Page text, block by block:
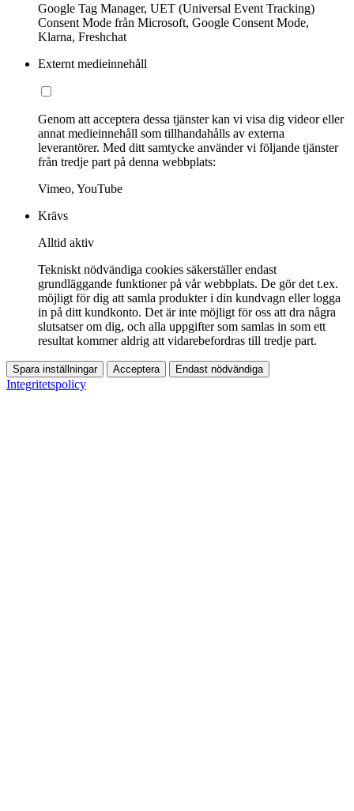
Google Tag Manager, UET (Universal Event Tracking)
Consent Mode från Microsoft, Google Consent Mode,
Klarna, Freshchat
Externt medieinnehåll
Genom att acceptera dessa tjänster kan vi visa dig videor eller
annat medieinnehåll som tillhandahålls av externa
leverantörer. Med ditt samtycke använder vi följande tjänster
från tredje part på denna webbplats:
Vimeo, YouTube
Krävs
Alltid aktiv
Tekniskt nödvändiga cookies säkerställer endast
grundläggande funktioner på vår webbplats. De gör det t.ex.
möjligt för dig att samla produkter i din kundvagn eller logga
in på ditt kundkonto. Det är inte möjligt för oss att dra några
slutsatser om dig, och alla uppgifter som samlas in som ett
resultat kommer aldrig att vidarebefordras till tredje part.
Spara inställningar Acceptera Endast nödvändiga
Integritetspolicy